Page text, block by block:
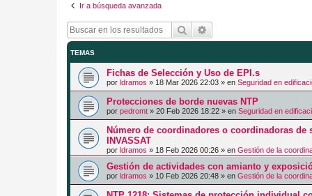
Ir a búsqueda avanzada
Buscar
TEMAS
Fichas de Selección y Uso de EPI.s
por ldramos » 18 Mar 2026 22:03 » en Seguridad en
Protecciones de borde nuevas NTP
por pedromt » 20 Feb 2026 18:22 » en Seguridad en
Número de coordinadores o coordinadoras
INVASSAT
por ldramos » 18 Feb 2026 00:26 » en Gestión de la
Gestión de actividades con amianto y
por ldramos » 10 Feb 2026 20:48 » en Gestión de la